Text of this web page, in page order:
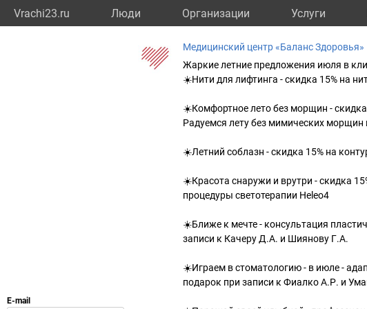
Vrachi23.ru Люди Организации Услуги
Медицинский центр «Баланс Здоровья»
Жаркие летние предложения июля в
☀️Нити для лифтинга - скидка 15% на
☀️Комфортное лето без морщин - скидка
Радуемся лету без мимических
☀️Летний соблазн - скидка 15% на
☀️Красота снаружи и врутри - скидка
процедуры светотерапии Heleo4
☀️Ближе к мечте - консультация
записи к Качеру Д.А. и Шиянову Г.А.
☀️Играем в стоматологию - в июле -
подарок при записи к Фиалко А.Р. и